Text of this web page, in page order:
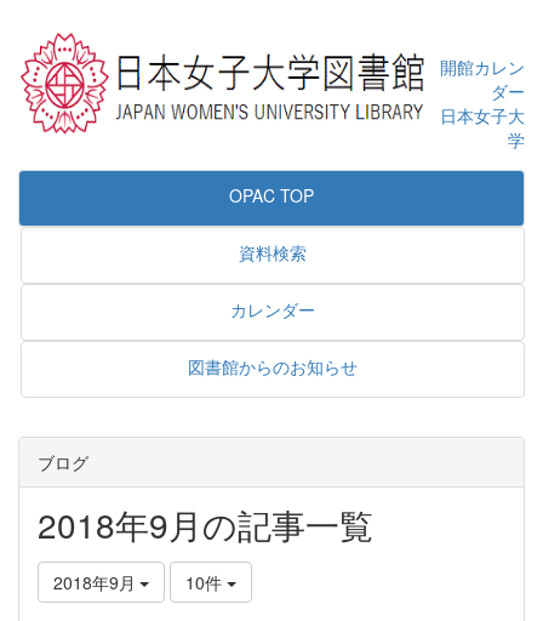
開館カレン
ダー
日本女子大
学
OPAC TOP
資料検索
カレンダー
図書館からのお知らせ
ブログ
2018年9月の記事一覧
2018年9月 10件